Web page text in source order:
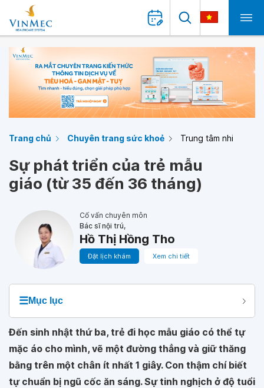
Trang chủ Chuyên trang sức khoẻ Trung tâm nhi
Sự phát triển của trẻ mẫu
giáo (từ 35 đến 36 tháng)
Cố vấn chuyên môn
Bác sĩ nội trú,
Hồ Thị Hồng Tho
Đặt lịch khám Xem chi tiết
☰Mục lục
Đến sinh nhật thứ ba, trẻ đi học mẫu giáo có thể tự
mặc áo cho mình, vẽ một đường thẳng và giữ thăng
bằng trên một chân ít nhất 1 giây. Con thậm chí biết
tự chuẩn bị ngũ cốc ăn sáng. Sự tinh nghịch ở độ tuổi